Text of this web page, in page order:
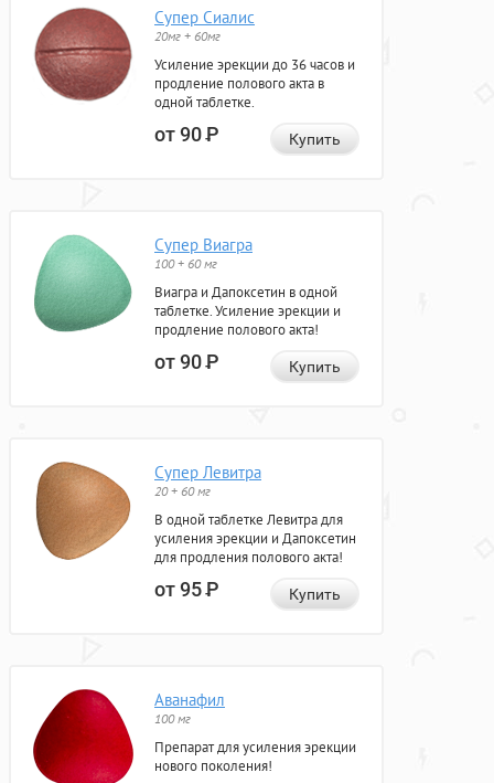
Супер Сиалис
20мг + 60мг
Усиление эрекции до 36 часов и
продление полового акта в
одной таблетке.
от 90Р Купить
Супер Виагра
100 + 60 мг
Виагра и Дапоксетин в одной
таблетке. Усиление эрекции и
продление полового акта!
от 90Р Купить
Супер Левитра
20 + 60 мг
В одной таблетке Левитра для
усиления эрекции и Дапоксетин
для продления полового акта!
от 95Р Купить
Аванафил
100 мг
Препарат для усиления эрекции
нового поколения!